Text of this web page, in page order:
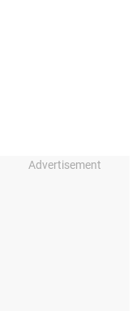
Advertisement